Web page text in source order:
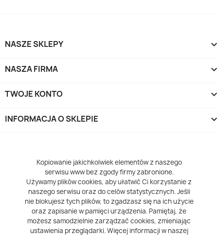
NASZE SKLEPY
NASZA FIRMA
TWOJE KONTO
INFORMACJA O SKLEPIE
Kopiowanie jakichkolwiek elementów z naszego
serwisu www bez zgody firmy zabronione.
Używamy plików cookies, aby ułatwić Ci korzystanie z
naszego serwisu oraz do celów statystycznych. Jeśli
nie blokujesz tych plików, to zgadzasz się na ich użycie
oraz zapisanie w pamięci urządzenia. Pamiętaj, że
możesz samodzielnie zarządzać cookies, zmieniając
ustawienia przeglądarki. Więcej informacji w naszej